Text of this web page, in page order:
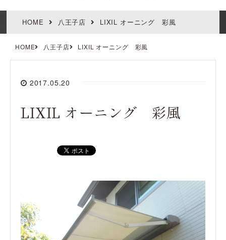
HOME 八王子店 LIXIL オーニング 彩風
HOME 八王子店 LIXIL オーニング 彩風
2017.05.20
LIXIL オーニング 彩風